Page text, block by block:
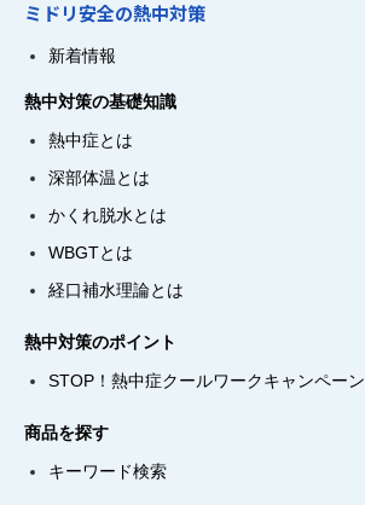
ミドリ安全の熱中対策
新着情報
熱中対策の基礎知識
熱中症とは
深部体温とは
かくれ脱水とは
WBGTとは
経口補水理論とは
熱中対策のポイント
STOP！熱中症クールワークキャンペーン
商品を探す
キーワード検索